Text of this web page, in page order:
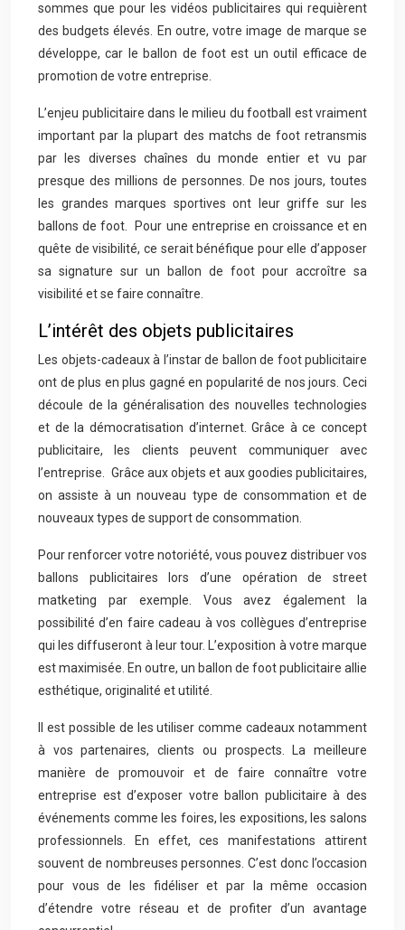
sommes que pour les vidéos publicitaires qui requièrent
des budgets élevés. En outre, votre image de marque se
développe, car le ballon de foot est un outil efficace de
promotion de votre entreprise.
L’enjeu publicitaire dans le milieu du football est vraiment
important par la plupart des matchs de foot retransmis
par les diverses chaînes du monde entier et vu par
presque des millions de personnes. De nos jours, toutes
les grandes marques sportives ont leur griffe sur les
ballons de foot. Pour une entreprise en croissance et en
quête de visibilité, ce serait bénéfique pour elle d’apposer
sa signature sur un ballon de foot pour accroître sa
visibilité et se faire connaître.
L’intérêt des objets publicitaires
Les objets-cadeaux à l’instar de ballon de foot publicitaire
ont de plus en plus gagné en popularité de nos jours. Ceci
découle de la généralisation des nouvelles technologies
et de la démocratisation d’internet. Grâce à ce concept
publicitaire, les clients peuvent communiquer avec
l’entreprise. Grâce aux objets et aux goodies publicitaires,
on assiste à un nouveau type de consommation et de
nouveaux types de support de consommation.
Pour renforcer votre notoriété, vous pouvez distribuer vos
ballons publicitaires lors d’une opération de street
matketing par exemple. Vous avez également la
possibilité d’en faire cadeau à vos collègues d’entreprise
qui les diffuseront à leur tour. L’exposition à votre marque
est maximisée. En outre, un ballon de foot publicitaire allie
esthétique, originalité et utilité.
Il est possible de les utiliser comme cadeaux notamment
à vos partenaires, clients ou prospects. La meilleure
manière de promouvoir et de faire connaître votre
entreprise est d’exposer votre ballon publicitaire à des
événements comme les foires, les expositions, les salons
professionnels. En effet, ces manifestations attirent
souvent de nombreuses personnes. C’est donc l’occasion
pour vous de les fidéliser et par la même occasion
d’étendre votre réseau et de profiter d’un avantage